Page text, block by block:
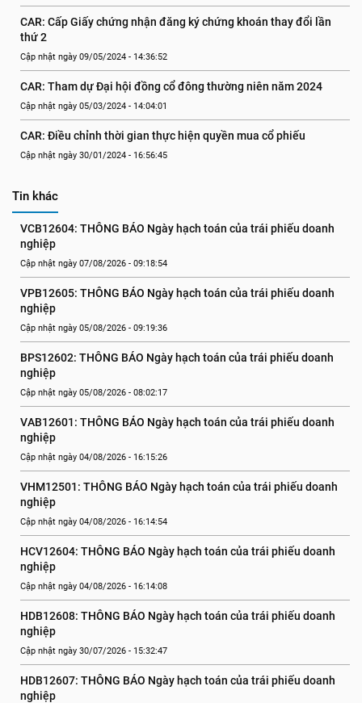
CAR: Cấp Giấy chứng nhận đăng ký chứng khoán thay đổi lần
thứ 2
Cập nhật ngày 09/05/2024 - 14:36:52
CAR: Tham dự Đại hội đồng cổ đông thường niên năm 2024
Cập nhật ngày 05/03/2024 - 14:04:01
CAR: Điều chỉnh thời gian thực hiện quyền mua cổ phiếu
Cập nhật ngày 30/01/2024 - 16:56:45
Tin khác
VCB12604: THÔNG BÁO Ngày hạch toán của trái phiếu doanh
nghiệp
Cập nhật ngày 07/08/2026 - 09:18:54
VPB12605: THÔNG BÁO Ngày hạch toán của trái phiếu doanh
nghiệp
Cập nhật ngày 05/08/2026 - 09:19:36
BPS12602: THÔNG BÁO Ngày hạch toán của trái phiếu doanh
nghiệp
Cập nhật ngày 05/08/2026 - 08:02:17
VAB12601: THÔNG BÁO Ngày hạch toán của trái phiếu doanh
nghiệp
Cập nhật ngày 04/08/2026 - 16:15:26
VHM12501: THÔNG BÁO Ngày hạch toán của trái phiếu doanh
nghiệp
Cập nhật ngày 04/08/2026 - 16:14:54
HCV12604: THÔNG BÁO Ngày hạch toán của trái phiếu doanh
nghiệp
Cập nhật ngày 04/08/2026 - 16:14:08
HDB12608: THÔNG BÁO Ngày hạch toán của trái phiếu doanh
nghiệp
Cập nhật ngày 30/07/2026 - 15:32:47
HDB12607: THÔNG BÁO Ngày hạch toán của trái phiếu doanh
nghiệp